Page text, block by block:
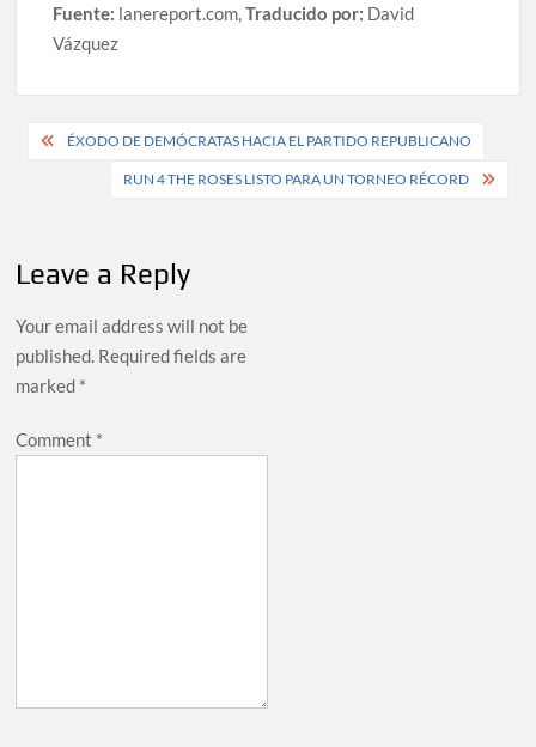
Fuente: lanereport.com,Traducido por: David
Vázquez
Post
navigation
ÉXODO DE DEMÓCRATAS HACIA EL PARTIDO REPUBLICANO
RUN 4 THE ROSES LISTO PARA UN TORNEO RÉCORD
Leave a Reply
Your email address will not be
published. Required fields are
marked *
Comment *